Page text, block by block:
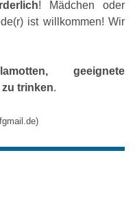
! Mädchen oder
ist willkommen! Wir
geeignete
trinken.